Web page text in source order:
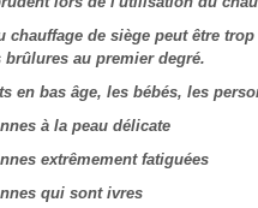
chauffage de siège peut être
brûlures au premier degré.
en bas âge, les bébés, les
à la peau délicate
extrêmement fatiguées
qui sont ivres